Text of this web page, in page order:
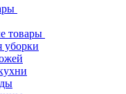
товары
уборки